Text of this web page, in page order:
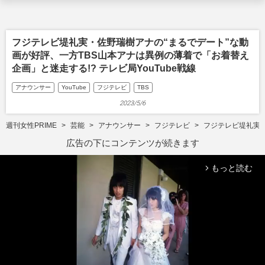
フジテレビ堤礼実・佐野瑞樹アナの“まるでデート”な動
画が好評、一方TBS山本アナは異例の薄着で「お着替え
企画」と迷走する!? テレビ局YouTube戦線
アナウンサー YouTube フジテレビ TBS
2023/5/6
週刊女性PRIME 芸能 アナウンサー フジテレビ フジテレビ堤礼実
広告の下にコンテンツが続きます
arrow_forward_ios もっと読む